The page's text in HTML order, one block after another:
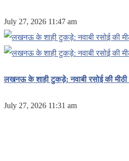
July 27, 2026 11:47 am
लखनऊ के शाही टुकड़े: नवाबी रसोई की मीठी
July 27, 2026 11:31 am